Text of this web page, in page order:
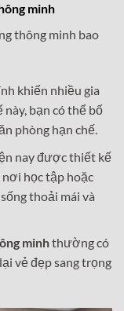
minh
thông minh bao
khiến nhiều gia
bạn có thể bố
phòng hạn chế.
nay được thiết kế
học tập hoặc
thoải mái và
minhthường có
vẻ đẹp sang trọng